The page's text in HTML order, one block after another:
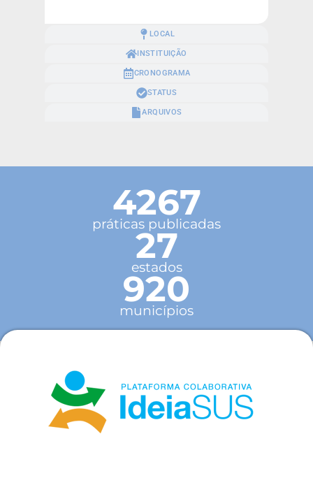
LOCAL
INSTITUIÇÃO
CRONOGRAMA
STATUS
ARQUIVOS
4267
práticas publicadas
27
estados
920
municípios